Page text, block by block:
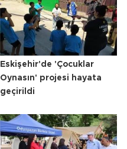
Eskişehir'de 'Çocuklar
Oynasın' projesi hayata
geçirildi